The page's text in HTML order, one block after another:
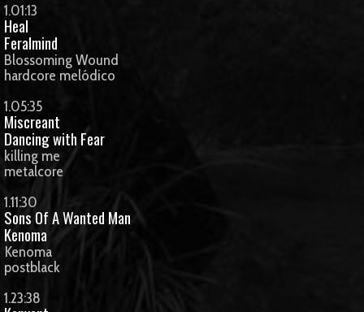
1.01:13
Heal
Feralmind
Blossoming Wound
hardcore melódico
1.05:35
Miscreant
Dancing with Fear
killing me
metalcore
1.11:30
Sons Of A Wanted Man
Kenoma
Kenoma
postblack
1.23:38